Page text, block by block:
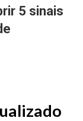
5 sinais